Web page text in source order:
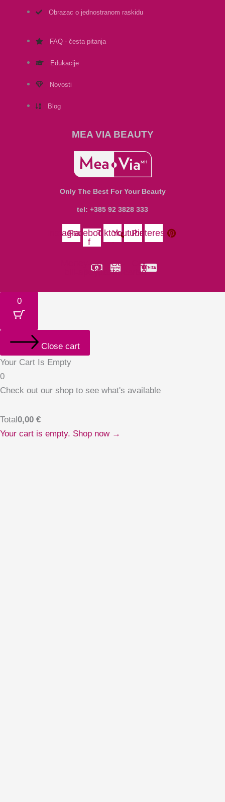
Obrazac o jednostranom raskidu
FAQ - česta pitanja
Edukacije
Novosti
Blog
MEA VIA BEAUTY
Only The Best For Your Beauty
tel: +385 92 3828 333
Instagram
Facebook-
f
TiktokYoutubePinterest
Cc-
paypal
Cc-
mastercard
Cc-
visa
0
Close cart
Your Cart Is Empty
0
Check out our shop to see what's available
Total0,00 €
Your cart is empty. Shop now →